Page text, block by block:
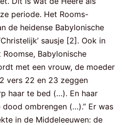
periode. Het Rooms-
de heidense Babylonische
sausje [2]. Ook in
Babylonische
met een vrouw, de moeder
vers 22 en 23 zeggen
haar te bed (…). En haar
ombrengen (…).” Er was
in de Middeleeuwen: de